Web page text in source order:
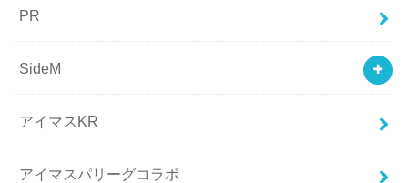
PR
SideM
アイマスKR
アイマスパリーグコラボ